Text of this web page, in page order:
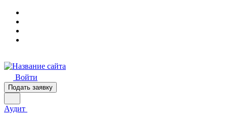
Войти
Подать заявку
Аудит